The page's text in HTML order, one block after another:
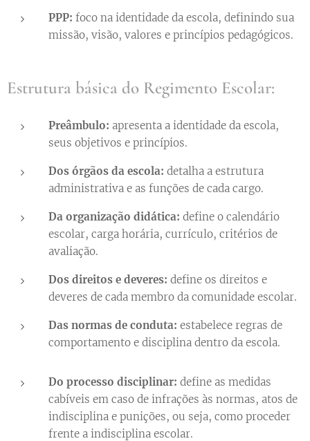
PPP: foco na identidade da escola, definindo sua
missão, visão, valores e princípios pedagógicos.
Estrutura básica do Regimento Escolar:
Preâmbulo: apresenta a identidade da escola,
seus objetivos e princípios.
Dos órgãos da escola: detalha a estrutura
administrativa e as funções de cada cargo.
Da organização didática: define o calendário
escolar, carga horária, currículo, critérios de
avaliação.
Dos direitos e deveres: define os direitos e
deveres de cada membro da comunidade escolar.
Das normas de conduta: estabelece regras de
comportamento e disciplina dentro da escola.
Do processo disciplinar: define as medidas
cabíveis em caso de infrações às normas, atos de
indisciplina e punições, ou seja, como proceder
frente a indisciplina escolar.